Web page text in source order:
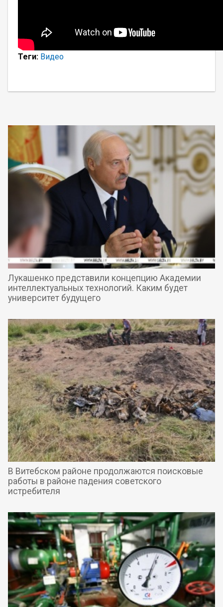
Теги: Видео
Лукашенко представили концепцию Академии
интеллектуальных технологий. Каким будет
университет будущего
В Витебском районе продолжаются поисковые
работы в районе падения советского
истребителя